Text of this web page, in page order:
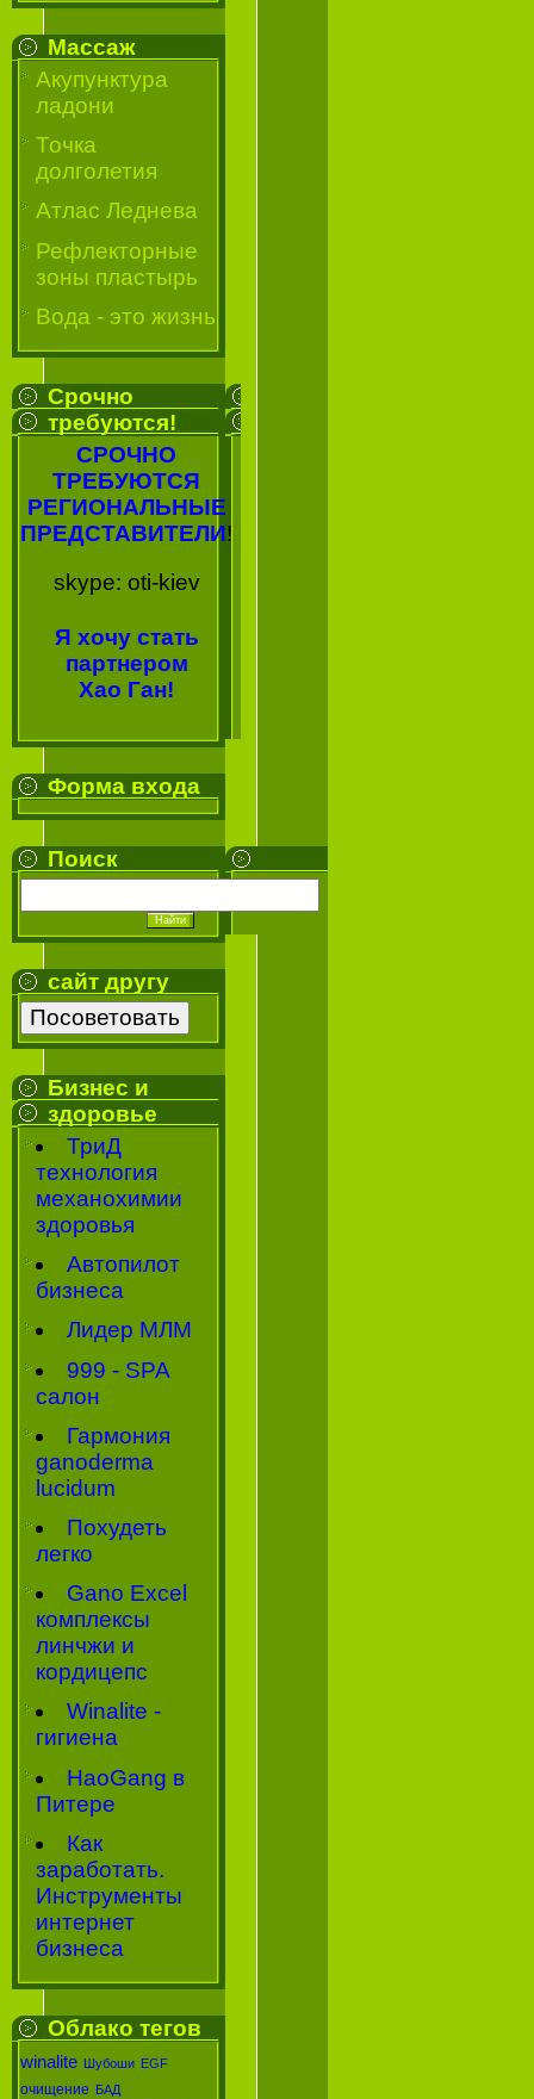
Массаж
Акупунктура
ладони
Точка
долголетия
Атлас Леднева
Рефлекторные
зоны пластырь
Вода - это жизнь
Срочно
требуются!
СРОЧНО
ТРЕБУЮТСЯ
РЕГИОНАЛЬНЫЕ
ПРЕДСТАВИТЕЛИ!
skype: oti-kiev
Я хочу стать
партнером
Хао Ган!
Форма входа
Поиск
сайт другу
Бизнес и
здоровье
ТриД
технология
механохимии
здоровья
Автопилот
бизнеса
Лидер МЛМ
999 - SPA
салон
Гармония
ganoderma
lucidum
Похудеть
легко
Gano Excel
комплексы
линчжи и
кордицепс
Winalite -
гигиена
HaoGang в
Питере
Как
заработать.
Инструменты
интернет
бизнеса
Облако тегов
winalite Шубоши EGF
очищение БАД